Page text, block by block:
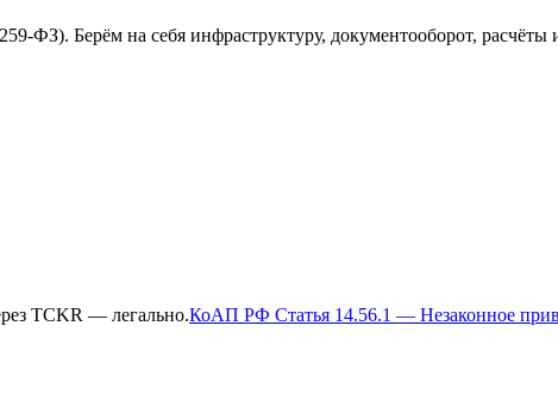
ФЗ). Берём на себя инфраструктуру, документооборот,
TCKR — легально.КоАП РФ Статья 14.56.1 — Незаконное